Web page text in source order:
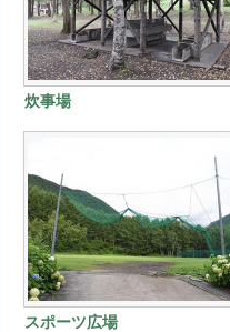
炊事場
スポーツ広場